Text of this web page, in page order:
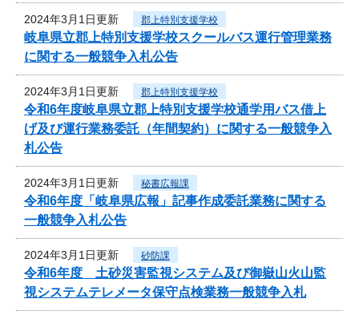
2024年3月1日更新 郡上特別支援学校
岐阜県立郡上特別支援学校スクールバス運行管理業務
に関する一般競争入札公告
2024年3月1日更新 郡上特別支援学校
令和6年度岐阜県立郡上特別支援学校通学用バス借上
げ及び運行業務委託（年間契約）に関する一般競争入
札公告
2024年3月1日更新 秘書広報課
令和6年度「岐阜県広報」記事作成委託業務に関する
一般競争入札公告
2024年3月1日更新 砂防課
令和6年度 土砂災害監視システム及び御嶽山火山監
視システムテレメータ保守点検業務一般競争入札